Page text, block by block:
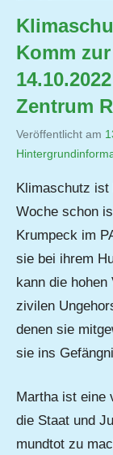
Komm
Zentrum
Veröffentlicht am
Klimaschutz ist
Woche schon
Krumpeck im
sie bei ihrem
kann die
zivilen
denen sie
sie ins
Martha ist eine
die Staat und
mundtot zu